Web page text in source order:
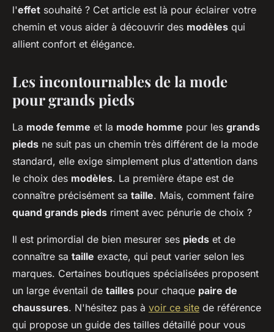
l'effet souhaité ? Cet article est là pour éclairer votre
chemin et vous aider à découvrir des modèles qui
allient confort et élégance.
Les incontournables de la mode
pour grands pieds
La mode femme et la mode homme pour les grands
pieds ne suit pas un chemin très différent de la mode
standard, elle exige simplement plus d'attention dans
le choix des modèles. La première étape est de
connaître précisément sa taille. Mais, comment faire
quand grands pieds riment avec pénurie de choix ?
Il est primordial de bien mesurer ses pieds et de
connaître sa taille exacte, qui peut varier selon les
marques. Certaines boutiques spécialisées proposent
un large éventail de tailles pour chaque paire de
chaussures. N'hésitez pas à voir ce site de référence
qui propose un guide des tailles détaillé pour vous